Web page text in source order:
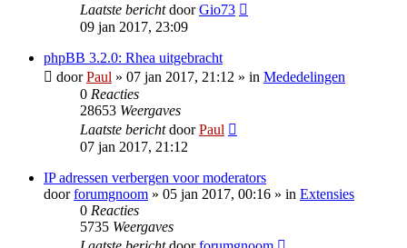
Laatste berichtdoorGio73
09 jan 2017, 23:09
phpBB 3.2.0: Rhea uitgebracht
doorPaul » 07 jan 2017, 21:12 » in Mededelingen
0 Reacties
28653 Weergaves
Laatste berichtdoorPaul
07 jan 2017, 21:12
IP adressen verbergen voor moderators
doorforumgnoom » 05 jan 2017, 00:16 » in Extensies
0 Reacties
5735 Weergaves